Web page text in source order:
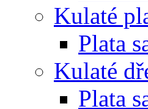
Kulaté
Plata
Kulaté
Plata